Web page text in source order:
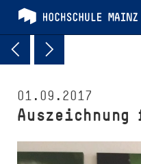
01.09.2017